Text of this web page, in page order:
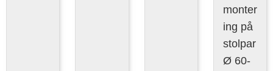
monter
ing på
stolpar
Ø 60-